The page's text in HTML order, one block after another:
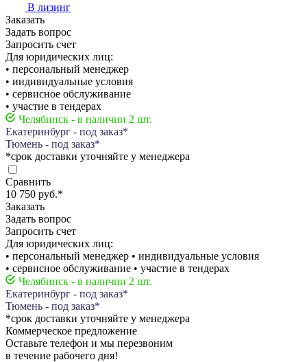
В лизинг
Заказать
Задать вопрос
Запросить счет
Для юридических лиц:
• персональный менеджер
• индивидуальные условия
• сервисное обслуживание
• участие в тендерах
Челябинск - в наличии 2 шт.
Екатеринбург - под заказ*
Тюмень - под заказ*
*срок доставки уточняйте у менеджера
Сравнить
10 750 руб.*
Заказать
Задать вопрос
Запросить счет
Для юридических лиц:
• персональный менеджер • индивидуальные условия
• сервисное обслуживание • участие в тендерах
Челябинск - в наличии 2 шт.
Екатеринбург - под заказ*
Тюмень - под заказ*
*срок доставки уточняйте у менеджера
Коммерческое предложение
Оставьте телефон и мы перезвоним
в течение рабочего дня!